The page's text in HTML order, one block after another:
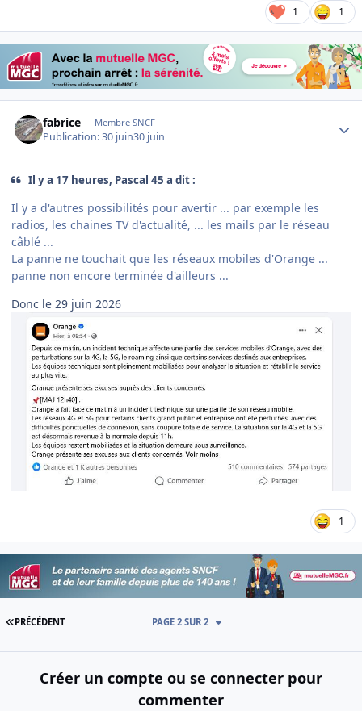
1 1
fabrice Membre SNCF
Publication:30 juin30 juin
Il y a 17 heures, Pascal 45 a dit :
Il y a d'autres possibilités pour avertir ... par exemple les
radios, les chaines TV d'actualité, ... les mails par le réseau
câblé ...
La panne ne touchait que les réseaux mobiles d'Orange ...
panne non encore terminée d'ailleurs ...
Donc le 29 juin 2026
1
PREMIÈRE PAGE
PRÉCÉDENT PAGE 2 SUR 2
Créer un compte ou se connecter pour
commenter